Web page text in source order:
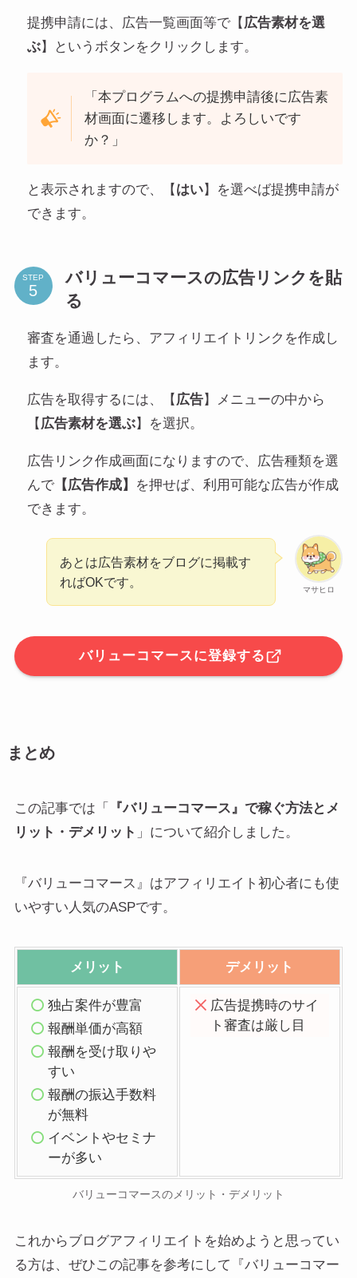
提携申請には、広告一覧画面等で【 広告素材を選
ぶ】というボタンをクリックします。
「本プログラムへの提携申請後に広告素
材画面に遷移します。よろしいです
か？」
と表示されますので、【 はい】を選べば提携申請が
できます。
STEP
バリューコマースの広告リンクを貼
る
審査を通過したら、アフィリエイトリンクを作成し
ます。
広告を取得するには、【 広告】メニューの中から
【 広告素材を選ぶ】を選択。
広告リンク作成画面になりますので、広告種類を選
んで【広告作成】
を押せば、利用可能な広告が作成
できます。
マサヒロ
あとは広告素材をブログに掲載す
ればOKです。
バリューコマースに登録する
まとめ
この記事では「
『バリューコマース』で稼ぐ方法とメ
リット・デメリット 」について紹介しました。
『バリューコマース』はアフィリエイト初心者にも使
いやすい人気のASPです。
メリット デメリット
独占案件が豊富
報酬単価が高額
報酬を受け取りや
すい
報酬の振込手数料
が無料
イベントやセミナ
ーが多い
広告提携時のサイ
ト審査は厳し目
バリューコマースのメリット・デメリット
これからブログアフィリエイトを始めようと思ってい
る方は、ぜひこの記事を参考にして『バリューコマー